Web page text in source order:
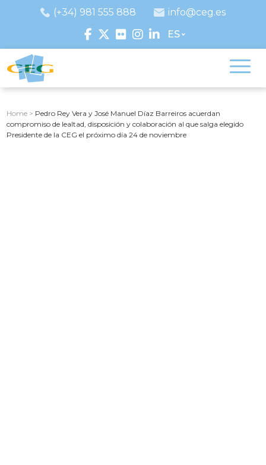
(+34) 981 555 888
info@ceg.es
ES
Home > Pedro Rey Vera y José Manuel Díaz Barreiros acuerdan
compromiso de lealtad, disposición y colaboración al que salga elegido
Presidente de la CEG el próximo día 24 de noviembre